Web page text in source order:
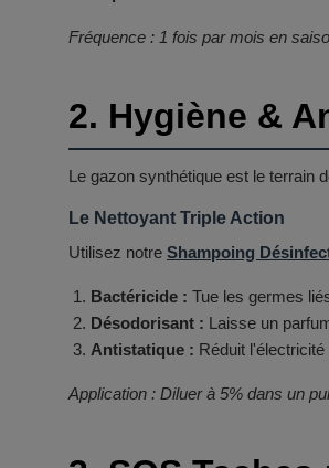
Fréquence : 1 fois par mois en
2. Hygiène &
Le gazon synthétique est le terrain
Le Nettoyant Triple Action
Utilisez notre Shampoing
Bactéricide : Tue les germes
Désodorisant : Laisse un
Antistatique : Réduit
Application : Diluer à 5% dans un